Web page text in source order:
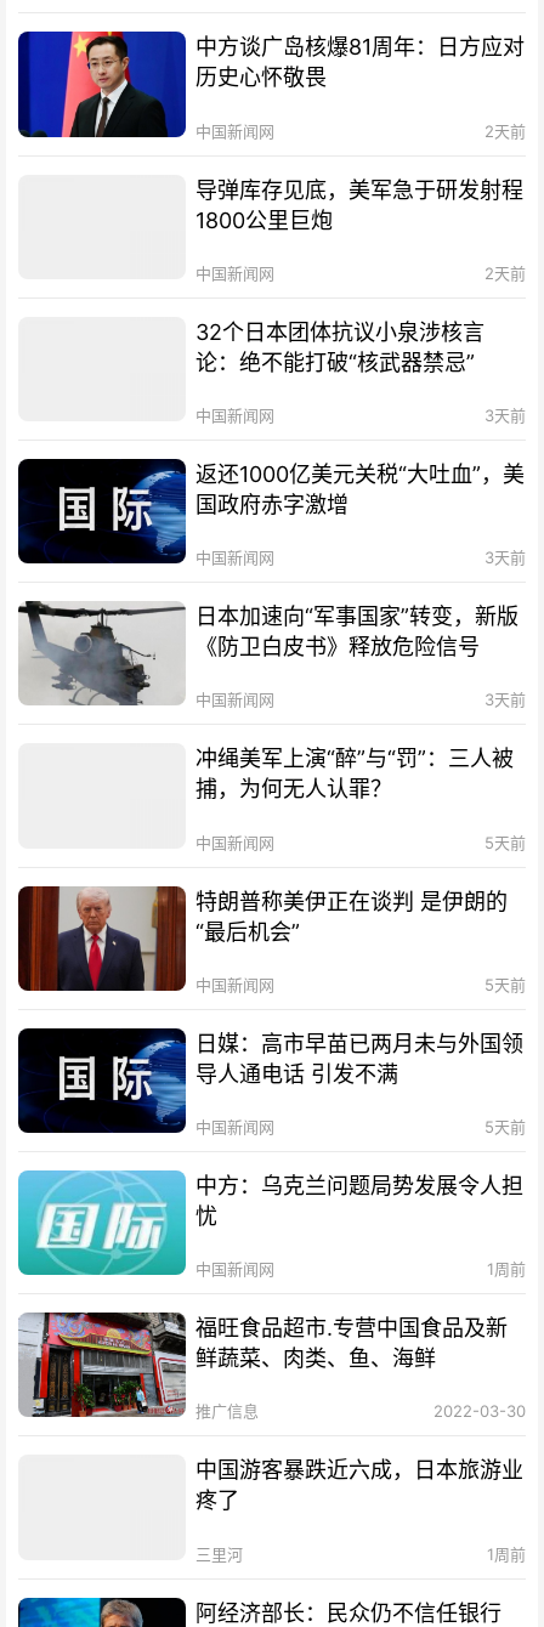
中方谈广岛核爆81周年：日方应对
历史心怀敬畏
中国新闻网 2天前
导弹库存见底，美军急于研发射程
1800公里巨炮
中国新闻网 2天前
32个日本团体抗议小泉涉核言
论：绝不能打破“核武器禁忌”
中国新闻网 3天前
返还1000亿美元关税“大吐血”，美
国政府赤字激增
中国新闻网 3天前
日本加速向“军事国家”转变，新版
《防卫白皮书》释放危险信号
中国新闻网 3天前
冲绳美军上演“醉”与“罚”：三人被
捕，为何无人认罪？
中国新闻网 5天前
特朗普称美伊正在谈判 是伊朗的
“最后机会”
中国新闻网 5天前
日媒：高市早苗已两月未与外国领
导人通电话 引发不满
中国新闻网 5天前
中方：乌克兰问题局势发展令人担
忧
中国新闻网 1周前
福旺食品超市.专营中国食品及新
鲜蔬菜、肉类、鱼、海鲜
推广信息 2022-03-30
中国游客暴跌近六成，日本旅游业
疼了
三里河 1周前
阿经济部长：民众仍不信任银行